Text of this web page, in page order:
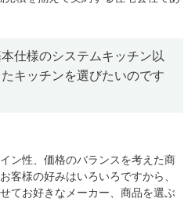
仕様のシステムキッチン以
キッチンを選びたいのです
ン性、価格のバランスを考えた商
客様の好みはいろいろですから、
てお好きなメーカー、商品を選ぶ